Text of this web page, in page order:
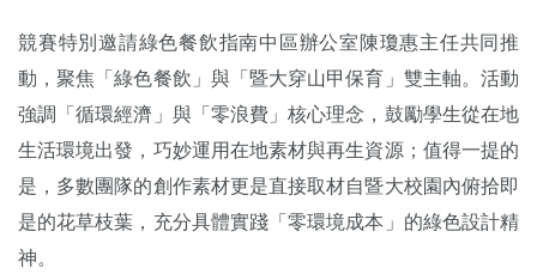
競賽特別邀請綠色餐飲指南中區辦公室陳瓊惠主任共同推
動，聚焦「綠色餐飲」與「暨大穿山甲保育」雙主軸。活動
強調「循環經濟」與「零浪費」核心理念，鼓勵學生從在地
生活環境出發，巧妙運用在地素材與再生資源；值得一提的
是，多數團隊的創作素材更是直接取材自暨大校園內俯拾即
是的花草枝葉，充分具體實踐「零環境成本」的綠色設計精
神。